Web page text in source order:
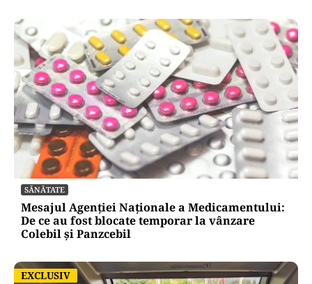
SĂNĂTATE
Mesajul Agenției Naționale a Medicamentului:
De ce au fost blocate temporar la vânzare
Colebil și Panzcebil
EXCLUSIV
EXCLUSIV